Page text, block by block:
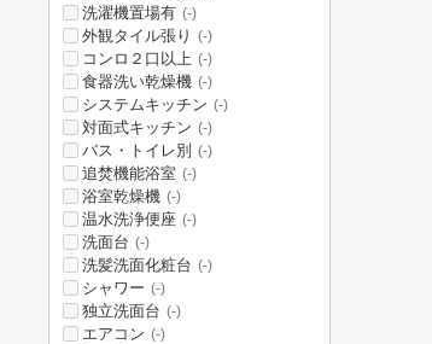
洗濯機置場有 (-)
外観タイル張り (-)
コンロ２口以上 (-)
食器洗い乾燥機 (-)
システムキッチン (-)
対面式キッチン (-)
バス・トイレ別 (-)
追焚機能浴室 (-)
浴室乾燥機 (-)
温水洗浄便座 (-)
洗面台 (-)
洗髪洗面化粧台 (-)
シャワー (-)
独立洗面台 (-)
エアコン (-)